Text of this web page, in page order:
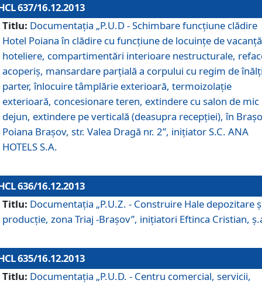
637/16.12.2013
Titlu: Documentaţia „P.U.D - Schimbare funcţiune clădire
Hotel Poiana în clădire cu funcţiune de locuinţe de
hoteliere, compartimentări interioare nestructurale,
acoperiş, mansardare parţială a corpului cu regim de
parter, înlocuire tâmplărie exterioară, termoizolaţie
exterioară, concesionare teren, extindere cu salon de mic
dejun, extindere pe verticală (deasupra recepţiei), în
Poiana Braşov, str. Valea Dragă nr. 2”, iniţiator S.C. ANA
HOTELS S.A.
636/16.12.2013
Titlu: Documentaţia „P.U.Z. - Construire Hale depozitare
producţie, zona Triaj -Braşov”, iniţiatori Eftinca Cristian,
635/16.12.2013
Titlu: Documentaţia „P.U.D. - Centru comercial, servicii,